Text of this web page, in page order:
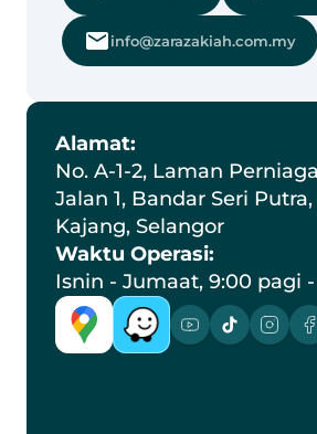
info@zarazakiah.com.my
Alamat:
No. A-1-2, Laman
Jalan 1, Bandar Seri
Kajang, Selangor
Waktu Operasi:
Isnin - Jumaat, 9:00 pagi